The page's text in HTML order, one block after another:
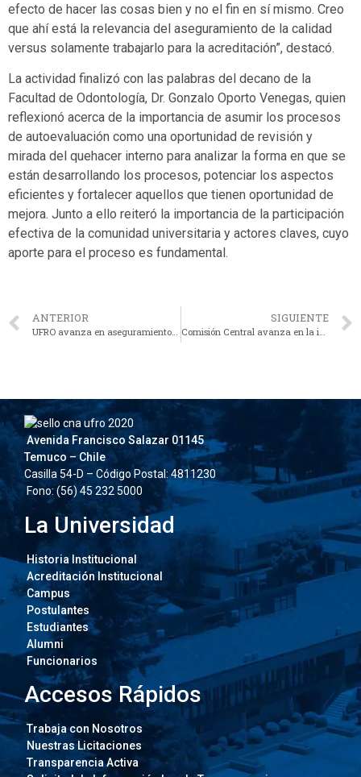
efecto de hacer las cosas bien y no el fin en sí mismo. Creo
que ahí está la relevancia del aseguramiento de la calidad
versus solamente trabajarlo para la acreditación”, destacó.
La actividad finalizó con las palabras del decano de la
Facultad de Odontología, Dr. Gonzalo Oporto Venegas, quien
reflexionó acerca de la importancia de asumir los procesos
de autoevaluación como una oportunidad de revisión y
mirada del quehacer interno para analizar la forma en que se
están desarrollando los procesos, potenciar los aspectos
eficientes y fortalecer aquellos que tienen oportunidad de
mejora. Junto a ello reiteró la importancia de la participación
efectiva de la comunidad universitaria y actores claves, cuyo
aporte para el proceso es fundamental.
ANTERIOR
UFRO avanza en aseguramiento de la calidad con procedimiento para autorregulación y mejora continua de carreras y programas
SIGUIENTE
Comisión Central avanza en la implementación del Modelo Educativo UFRO
Avenida Francisco Salazar 01145
Temuco – Chile
Casilla 54-D – Código Postal: 4811230
Fono: (56) 45 232 5000
La Universidad
Historia Institucional
Acreditación Institucional
Campus
Postulantes
Estudiantes
Alumni
Funcionarios
Accesos Rápidos
Trabaja con Nosotros
Nuestras Licitaciones
Transparencia Activa